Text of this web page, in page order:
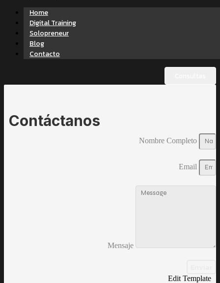
Home
Digital Training
Solopreneur
Blog
Contacto
Contáctanos
Nombre Completo
Email
Mensaje
Edit Template